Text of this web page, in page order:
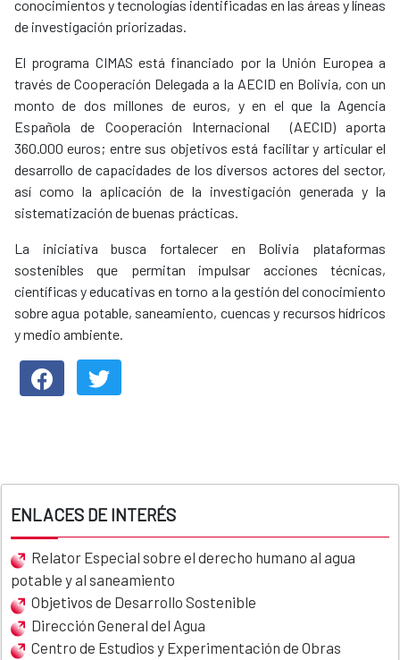
conocimientos y tecnologías identificadas en las áreas y líneas
de investigación priorizadas.
El programa CIMAS está financiado por la Unión Europea a
través de Cooperación Delegada a la AECID en Bolivia, con un
monto de dos millones de euros, y en el que la Agencia
Española de Cooperación Internacional (AECID) aporta
360.000 euros; entre sus objetivos está facilitar y articular el
desarrollo de capacidades de los diversos actores del sector,
así como la aplicación de la investigación generada y la
sistematización de buenas prácticas.
La iniciativa busca fortalecer en Bolivia plataformas
sostenibles que permitan impulsar acciones técnicas,
científicas y educativas en torno a la gestión del conocimiento
sobre agua potable, saneamiento, cuencas y recursos hídricos
y medio ambiente.
ENLACES DE INTERÉS
Relator Especial sobre el derecho humano al agua
potable y al saneamiento
Objetivos de Desarrollo Sostenible
Dirección General del Agua
Centro de Estudios y Experimentación de Obras